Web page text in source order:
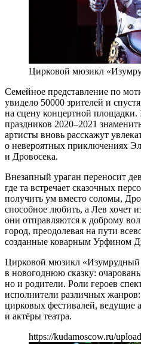
Цирковой мюзикл
Семейное представление по
увидело 50000 зрителей и
на сцену концертной
праздников 2020–2021
артисты вновь расскажут
о невероятных приключениях
и Дровосека.
Внезапный ураган переносит
где та встречает сказочных
получить ум вместо соломы,
способное любить, а Лев хочет
они отправляются к доброму
город, преодолевая на пути
созданные коварным Урфином
Цирковой мюзикл «Изумрудный
в новогоднюю сказку:
но и родители. Роли героев
исполнители различных
цирковых фестивалей, ведущие
и актёры театра.
https://kudamoscow.ru/